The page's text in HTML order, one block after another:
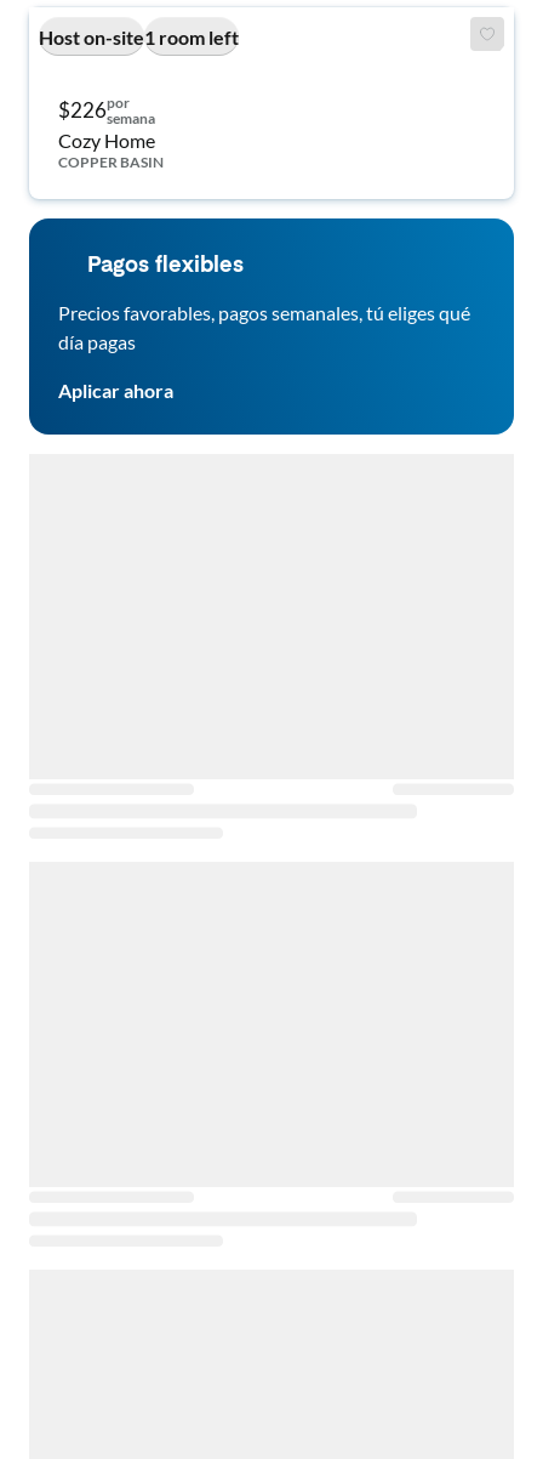
Host on-site1 room left
$226por
semana
Cozy Home
COPPER BASIN
Pagos flexibles
Precios favorables, pagos semanales, tú eliges qué
día pagas
Aplicar ahora